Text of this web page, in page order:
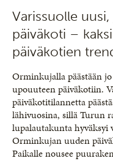
Varissuolle
päiväkoti –
päiväkotien
Orminkujalla päästään
upouuteen päiväkotiin.
päiväkotitilannetta
lähivuosina, sillä Turun
lupalautakunta hyväksyi
Orminkujan uuden
Paikalle nousee